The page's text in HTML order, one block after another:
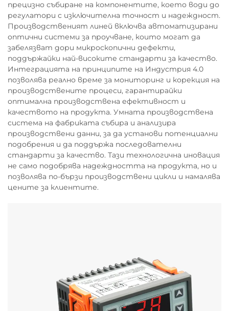
прецизно събиране на компонентите, което води до
регулатори с изключителна точност и надеждност.
Производственият линей включва автоматизирани
оптични системи за проучване, които могат да
забелязват дори микроскопични дефекти,
поддържайки най-високите стандарти за качество.
Интеграцията на принципите на Индустрия 4.0
позволява реално време за мониторинг и корекция на
производствените процеси, гарантирайки
оптимална производствена ефективност и
качеството на продукта. Умната производствена
система на фабриката събира и анализира
производствени данни, за да установи потенциални
подобрения и да поддържа последователни
стандарти за качество. Тази технологична иновация
не само подобрява надеждността на продукта, но и
позволява по-бързи производствени цикли и намалява
цените за клиентите.